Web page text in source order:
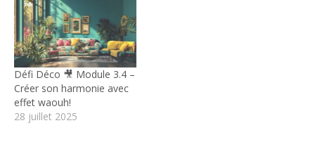
Défi Déco 🎥 Module 3.4 –
Créer son harmonie avec
effet waouh!
28 juillet 2025